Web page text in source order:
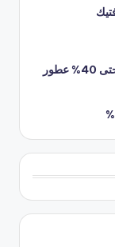
كود خصم قراس للعطور Grasse وتخفيضات حتى 40% عطور